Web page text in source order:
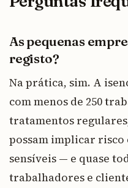
As pequenas
registo?
Na prática, sim. A
com menos de 250
tratamentos
possam implicar risco
sensíveis — e quase
trabalhadores e